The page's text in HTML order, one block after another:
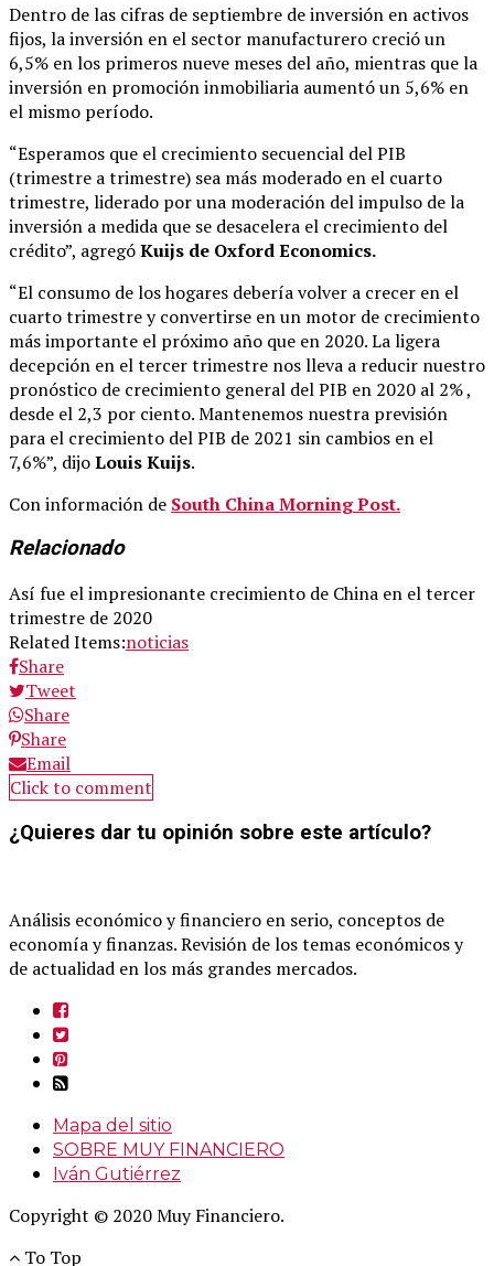
Dentro de las cifras de septiembre de inversión en activos
fijos, la inversión en el sector manufacturero creció un
6,5% en los primeros nueve meses del año, mientras que la
inversión en promoción inmobiliaria aumentó un 5,6% en
el mismo período.
“Esperamos que el crecimiento secuencial del PIB
(trimestre a trimestre) sea más moderado en el cuarto
trimestre, liderado por una moderación del impulso de la
inversión a medida que se desacelera el crecimiento del
crédito”, agregóKuijs de Oxford Economics.
“El consumo de los hogares debería volver a crecer en el
cuarto trimestre y convertirse en un motor de crecimiento
más importante el próximo año que en 2020. La ligera
decepción en el tercer trimestre nos lleva a reducir nuestro
pronóstico de crecimiento general del PIB en 2020 al 2% ,
desde el 2,3 por ciento. Mantenemos nuestra previsión
para el crecimiento del PIB de 2021 sin cambios en el
7,6%”, dijoLouis Kuijs.
Con información de South China Morning Post.
Relacionado
Así fue el impresionante crecimiento de China en el tercer
trimestre de 2020
Related Items:noticias
Share
Tweet
Share
Share
Email
Click to comment
¿Quieres dar tu opinión sobre este artículo?
Análisis económico y financiero en serio, conceptos de
economía y finanzas. Revisión de los temas económicos y
de actualidad en los más grandes mercados.
Mapa del sitio
SOBRE MUY FINANCIERO
Iván Gutiérrez
Copyright © 2020 Muy Financiero.
To Top